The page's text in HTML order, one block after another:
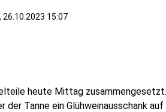
26.10.2023 15:07
heute Mittag
der Tanne ein Glühweinausschank